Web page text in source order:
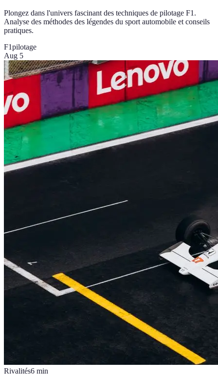
Plongez dans l'univers fascinant des techniques de pilotage F1.
Analyse des méthodes des légendes du sport automobile et conseils
pratiques.
F1pilotage
Aug 5
Rivalités6 min